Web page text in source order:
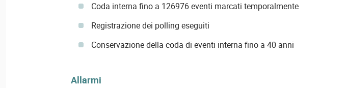
Coda interna fino a 126976 eventi marcati temporalmente
Registrazione dei polling eseguiti
Conservazione della coda di eventi interna fino a 40 anni
Allarmi